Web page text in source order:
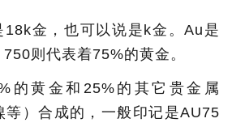
金，也可以说是k金。Au是
则代表着75%的黄金。
的黄金和25%的其它贵金属
等）合成的，一般印记是AU75